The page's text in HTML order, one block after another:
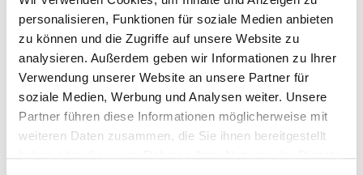
personalisieren, Funktionen für soziale Medien anbieten
zu können und die Zugriffe auf unsere Website zu
analysieren. Außerdem geben wir Informationen zu Ihrer
Verwendung unserer Website an unsere Partner für
soziale Medien, Werbung und Analysen weiter. Unsere
Partner führen diese Informationen möglicherweise mit
weiteren Daten zusammen, die Sie ihnen bereitgestellt
haben oder die sie im Rahmen Ihrer Nutzung der Dienste
Inhalt: 0,75 Liter (9,00 € / 1 Liter)
inkl. MwSt.zzgl. Versandkosten
6,75 €